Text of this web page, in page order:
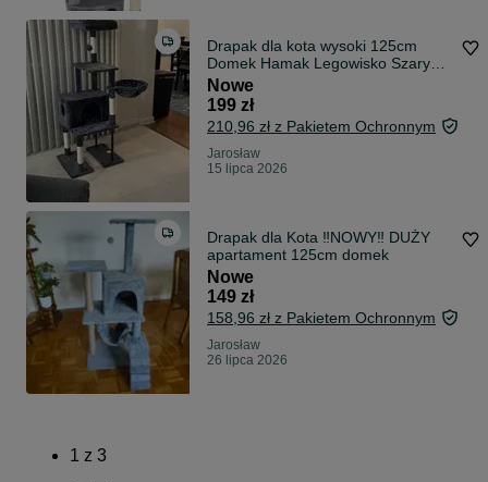
Drapak dla kota wysoki 125cm
Domek Hamak Legowisko Szary
NOWY
Nowe
199 zł
210,96 zł z Pakietem Ochronnym
Jarosław
15 lipca 2026
Drapak dla Kota ‼️NOWY‼️ DUŻY
apartament 125cm domek
Nowe
149 zł
158,96 zł z Pakietem Ochronnym
Jarosław
26 lipca 2026
1 z 3